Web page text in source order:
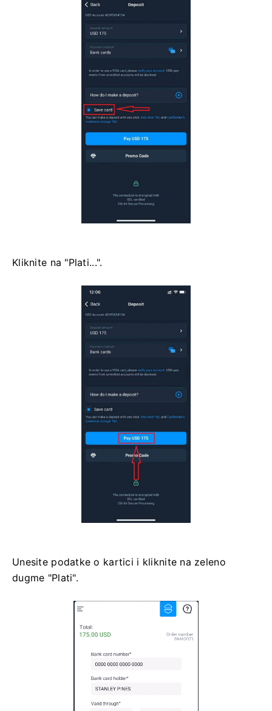
Kliknite na "Plati...".
Unesite podatke o kartici i kliknite na zeleno
dugme "Plati".